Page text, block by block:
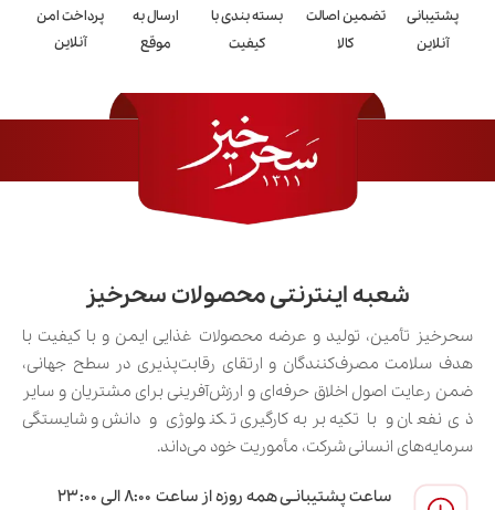
چای لاهیجان
ملایم و
طبیعی مصرف روزانه
چای
پررنگ
بالا
خوش‌عطر
و لطیف
پذیرایی و مهمانی
چای ممتاز متعادل
رو به بالا
مصرف خانگی
چای باروتی
(کله‌مورچه)
تند و قوی بالا
کسانی که چای غلیظ
دوست دارند
چای شکسته
تندتر سریع‌رنگ استفاده سریع
چای قلم
ملایم و
کم چای سنتی
پشتیبانی
آنلاین
تضمین اصالت
کالا
بسته بندی با
کیفیت
ارسال به
موقع
پرداخت امن
آنلاین
شعبه اینترنتی محصولات سحرخیز
سحرخیز تأمین، تولید و عرضه محصولات غذایی ایمن و با کیفیت با
هدف سلامت مصرف‌کنندگان و ارتقای رقابت‌پذیری در سطح جهانی،
ضمن رعایت اصول اخلاق حرفه‌ای و ارزش‌آفرینی برای مشتریان و سایر
ذی‌نفعان و با تکیه بر به‌کارگیری تکنولوژی و دانش و شایستگی
سرمایه‌های انسانی شرکت، مأموریت خود می‌داند.
ساعت پشتیبانـی همه روزه از ساعت ۸:۰۰ الی ۲۳:۰۰